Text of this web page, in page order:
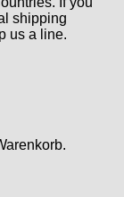
shipping
us a line.